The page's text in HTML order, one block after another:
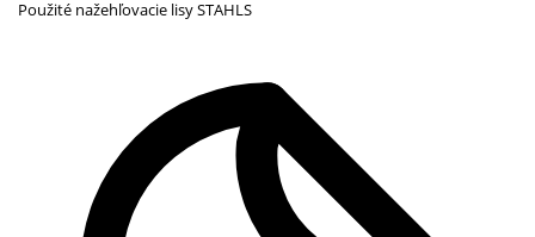
Použité nažehľovacie lisy STAHLS